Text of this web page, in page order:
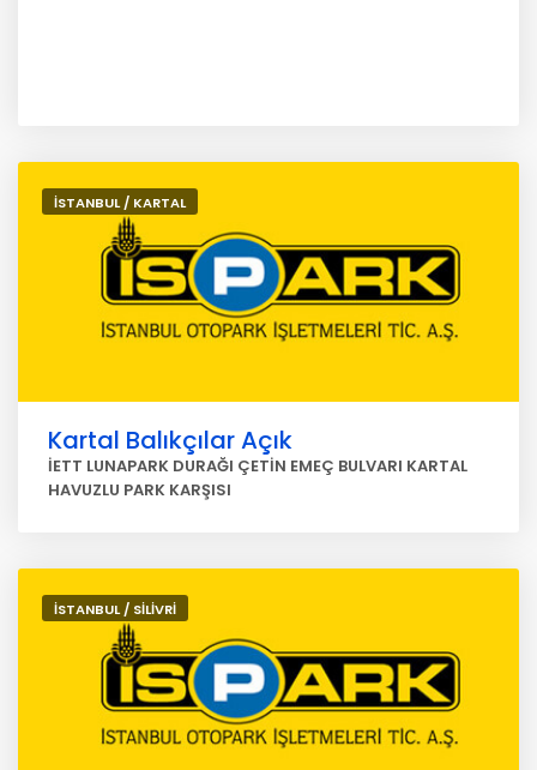
İSTANBUL / KARTAL
Kartal Balıkçılar Açık
İETT LUNAPARK DURAĞI ÇETİN EMEÇ BULVARI KARTAL
HAVUZLU PARK KARŞISI
İSTANBUL / SİLİVRİ